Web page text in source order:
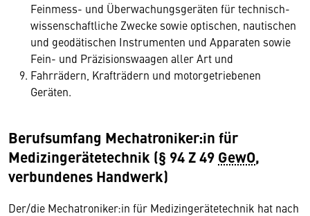
Feinmess- und Überwachungsgeräten für technisch-
wissenschaftliche Zwecke sowie optischen, nautischen
und geodätischen Instrumenten und Apparaten sowie
Fein- und Präzisionswaagen aller Art und
Fahrrädern, Krafträdern und motorgetriebenen
Geräten.
Berufsumfang Mechatroniker:in für
Medizingerätetechnik (§ 94 Z 49 GewO,
verbundenes Handwerk)
Der/die Mechatroniker:in für Medizingerätetechnik hat nach